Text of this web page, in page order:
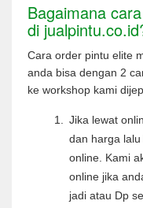
Bagaimana
di
Cara order pintu elite
anda bisa dengan 2
ke workshop kami
Jika lewat
dan harga
online. Kami
online jika
jadi atau Dp